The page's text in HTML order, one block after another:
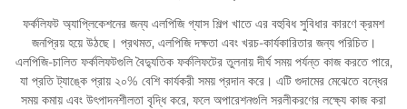
ফর্কলিফট অ্যাপ্লিকেশনের জন্য এলপিজি গ্যাস শিল্প খাতে এর বহুবিধ সুবিধার কারণে ক্রমশ
জনপ্রিয় হয়ে উঠছে। প্রথমত, এলপিজি দক্ষতা এবং খরচ-কার্যকারিতার জন্য পরিচিত।
এলপিজি-চালিত ফর্কলিফটগুলি বৈদ্যুতিক ফর্কলিফটের তুলনায় দীর্ঘ সময় পর্যন্ত কাজ করতে পারে,
যা প্রতি ট্যাঙ্কে প্রায় ২০% বেশি কার্যকরী সময় প্রদান করে। এটি গুদামের মেঝেতে বন্ধের
সময় কমায় এবং উৎপাদনশীলতা বৃদ্ধি করে, ফলে অপারেশনগুলি সরলীকরণের লক্ষ্যে কাজ করা